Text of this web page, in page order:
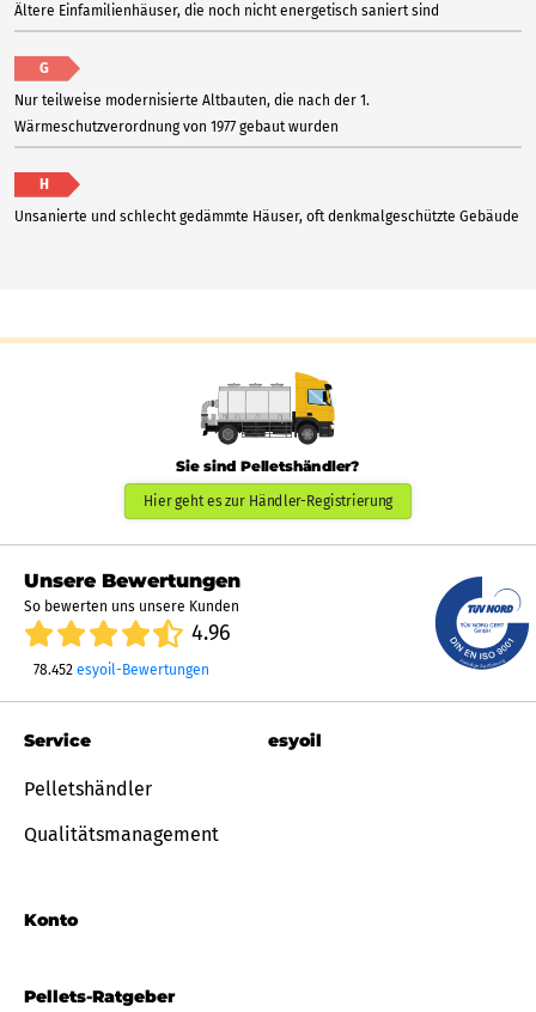
Ältere Einfamilienhäuser, die noch nicht energetisch saniert sind
G
Nur teilweise modernisierte Altbauten, die nach der 1.
Wärmeschutzverordnung von 1977 gebaut wurden
H
Unsanierte und schlecht gedämmte Häuser, oft denkmalgeschützte Gebäude
Sie sind Pelletshändler?
Hier geht es zur Händler-Registrierung
Unsere Bewertungen
So bewerten uns unsere Kunden
4.96
78.452 esyoil-Bewertungen
Pellets-Ratgeber
Service
Pelletshändler
Qualitätsmanagement
Konto
esyoil